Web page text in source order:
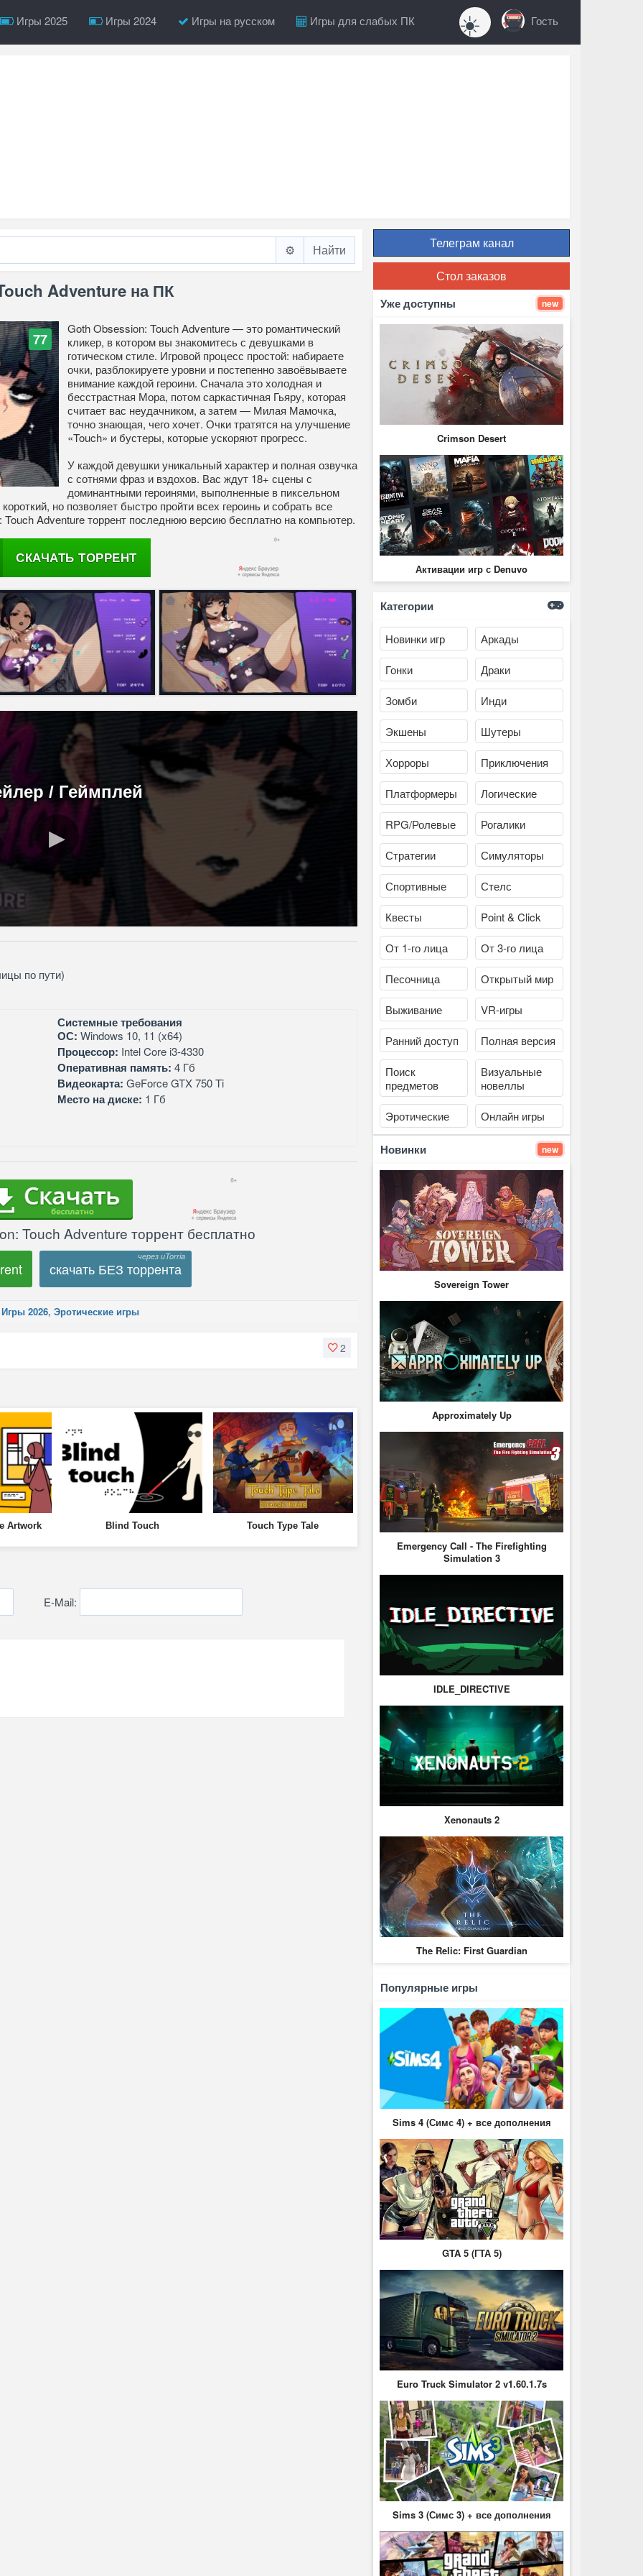
Игры 2025 Игры 2024 Игры на русском Игры для слабых ПК ☀️ Гость
⚙️
Adventure на ПК
77
Goth Obsession: Touch Adventure — это романтический
кликер, в котором вы знакомитесь с девушками в
готическом стиле. Игровой процесс простой: набираете
очки, разблокируете уровни и постепенно завоёвываете
внимание каждой героини. Сначала это холодная и
бесстрастная Мора, потом саркастичная Гьяру, которая
считает вас неудачником, а затем — Милая Мамочка,
точно знающая, чего хочет. Очки тратятся на улучшение
«Touch» и бустеры, которые ускоряют прогресс.
У каждой девушки уникальный характер и полная озвучка
с сотнями фраз и вздохов. Вас ждут 18+ сцены с
доминантными героинями, выполненные в пиксельном
но позволяет быстро пройти всех героинь и собрать все
Adventure торрент последнюю версию бесплатно на компьютер.
СКАЧАТЬ ТОРРЕНТ
/ Геймплей
по пути)
Системные требования
ОС: Windows 10, 11 (x64)
Процессор: Intel Core i3-4330
Оперативная память: 4 Гб
Видеокарта: GeForce GTX 750 Ti
Место на диске: 1 Гб
Touch Adventure торрент бесплатно
скачать БЕЗ торрента
Игры 2026, Эротические игры
2
Artwork Blind Touch Touch Type Tale
E-Mail:
Телеграм канал
Стол заказов
Уже доступны new
Crimson Desert
Активации игр с Denuvo
Категории
Новинки игр Аркады
Гонки Драки
Зомби Инди
Экшены Шутеры
Хорроры Приключения
Платформеры Логические
RPG/Ролевые Рогалики
Стратегии Симуляторы
Спортивные Стелс
Квесты Point & Click
От 1-го лица От 3-го лица
Песочница Открытый мир
Выживание VR-игры
Ранний доступ Полная версия
Поиск
предметов
Визуальные
новеллы
Эротические Онлайн игры
Новинки new
Sovereign Tower
Approximately Up
Emergency Call - The Firefighting
Simulation 3
IDLE_DIRECTIVE
Xenonauts 2
The Relic: First Guardian
Популярные игры
Sims 4 (Симс 4) + все дополнения
GTA 5 (ГТА 5)
Euro Truck Simulator 2 v1.60.1.7s
Sims 3 (Симс 3) + все дополнения